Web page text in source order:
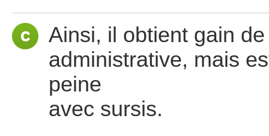
Ainsi, il obtient gain
administrative, mais
peine
avec sursis.